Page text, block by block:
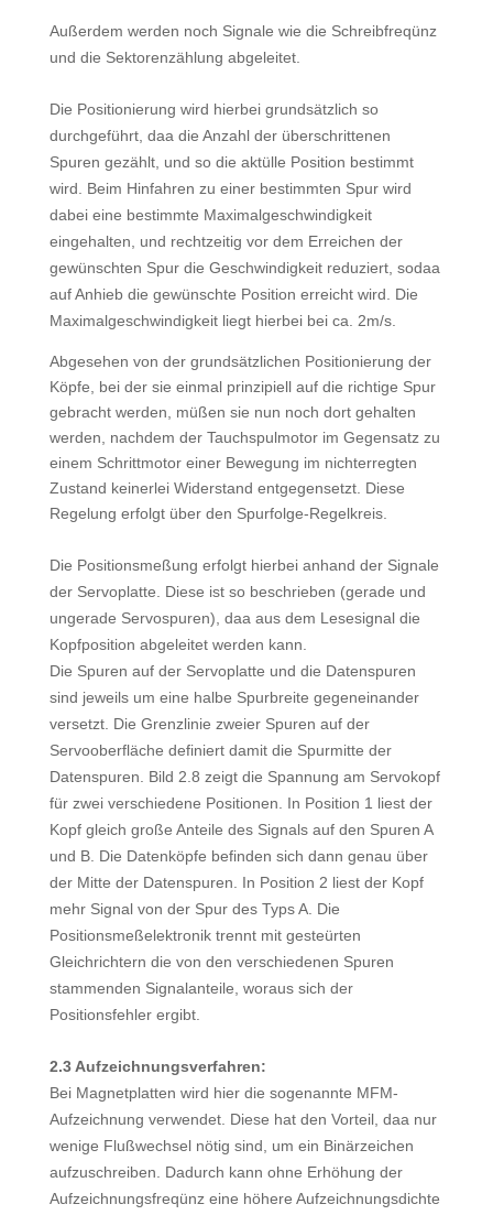
Außerdem werden noch Signale wie die Schreibfreqünz
und die Sektorenzählung abgeleitet.
Die Positionierung wird hierbei grundsätzlich so
durchgeführt, daa die Anzahl der überschrittenen
Spuren gezählt, und so die aktülle Position bestimmt
wird. Beim Hinfahren zu einer bestimmten Spur wird
dabei eine bestimmte Maximalgeschwindigkeit
eingehalten, und rechtzeitig vor dem Erreichen der
gewünschten Spur die Geschwindigkeit reduziert, sodaa
auf Anhieb die gewünschte Position erreicht wird. Die
Maximalgeschwindigkeit liegt hierbei bei ca. 2m/s.
Abgesehen von der grundsätzlichen Positionierung der
Köpfe, bei der sie einmal prinzipiell auf die richtige Spur
gebracht werden, müßen sie nun noch dort gehalten
werden, nachdem der Tauchspulmotor im Gegensatz zu
einem Schrittmotor einer Bewegung im nichterregten
Zustand keinerlei Widerstand entgegensetzt. Diese
Regelung erfolgt über den Spurfolge-Regelkreis.
Die Positionsmeßung erfolgt hierbei anhand der Signale
der Servoplatte. Diese ist so beschrieben (gerade und
ungerade Servospuren), daa aus dem Lesesignal die
Kopfposition abgeleitet werden kann.
Die Spuren auf der Servoplatte und die Datenspuren
sind jeweils um eine halbe Spurbreite gegeneinander
versetzt. Die Grenzlinie zweier Spuren auf der
Servooberfläche definiert damit die Spurmitte der
Datenspuren. Bild 2.8 zeigt die Spannung am Servokopf
für zwei verschiedene Positionen. In Position 1 liest der
Kopf gleich große Anteile des Signals auf den Spuren A
und B. Die Datenköpfe befinden sich dann genau über
der Mitte der Datenspuren. In Position 2 liest der Kopf
mehr Signal von der Spur des Typs A. Die
Positionsmeßelektronik trennt mit gesteürten
Gleichrichtern die von den verschiedenen Spuren
stammenden Signalanteile, woraus sich der
Positionsfehler ergibt.
2.3 Aufzeichnungsverfahren:
Bei Magnetplatten wird hier die sogenannte MFM-
Aufzeichnung verwendet. Diese hat den Vorteil, daa nur
wenige Flußwechsel nötig sind, um ein Binärzeichen
aufzuschreiben. Dadurch kann ohne Erhöhung der
Aufzeichnungsfreqünz eine höhere Aufzeichnungsdichte